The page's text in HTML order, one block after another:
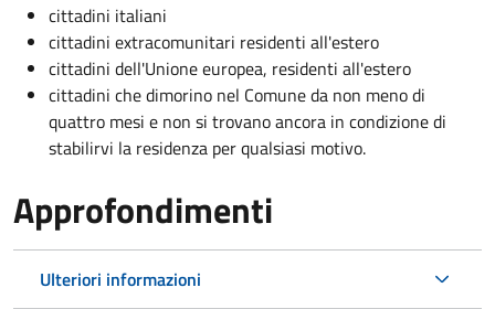
cittadini italiani
cittadini extracomunitari residenti all'estero
cittadini dell'Unione europea, residenti all'estero
cittadini che dimorino nel Comune da non meno di
quattro mesi e non si trovano ancora in condizione di
stabilirvi la residenza per qualsiasi motivo.
Approfondimenti
Ulteriori informazioni